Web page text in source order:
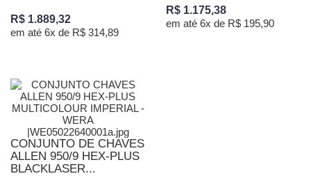
R$ 1.889,32
em até 6x de R$ 314,89
R$ 1.175,38
em até 6x de R$ 195,90
CONJUNTO DE CHAVES
ALLEN 950/9 HEX-PLUS
BLACKLASER...